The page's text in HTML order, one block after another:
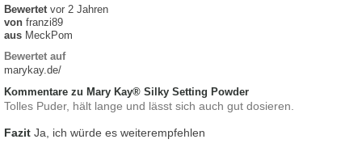
Bewertet vor 2 Jahren
von franzi89
aus MeckPom
Bewertet auf
marykay.de/
Kommentare zu Mary Kay® Silky Setting Powder
Tolles Puder, hält lange und lässt sich auch gut dosieren.
Fazit Ja, ich würde es weiterempfehlen